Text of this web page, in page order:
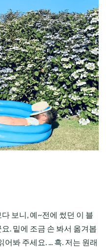
보니, 예~전에 썼던 이 블
. 밑에 조금 손 봐서 옮겨봅
봐 주세요. ... 흑. 저는 원래